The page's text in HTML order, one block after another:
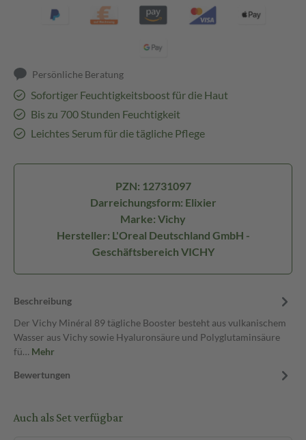
Persönliche Beratung
Sofortiger Feuchtigkeitsboost für die Haut
Bis zu 700 Stunden Feuchtigkeit
Leichtes Serum für die tägliche Pflege
PZN: 12731097
Darreichungsform: Elixier
Marke: Vichy
Hersteller: L'Oreal Deutschland GmbH -
Geschäftsbereich VICHY
Beschreibung
Der Vichy Minéral 89 tägliche Booster besteht aus vulkanischem
Wasser aus Vichy sowie Hyaluronsäure und Polyglutaminsäure
fü… Mehr
Bewertungen
Auch als Set verfügbar